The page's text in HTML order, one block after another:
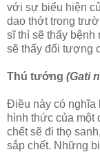
với sự biểu hiện
dao thớt trong
sĩ thì sẽ thấy
sẽ thấy đối tượng
Thú tướng (Gati
Ðiều này có nghĩa
hình thức của một
chết sẽ đi thọ
sắp chết. Những